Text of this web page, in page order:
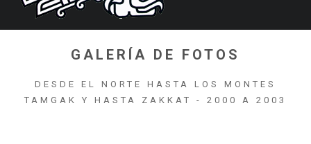
GALERÍA DE FOTOS
DESDE EL NORTE HASTA LOS MONTES
TAMGAK Y HASTA ZAKKAT - 2000 A 2003